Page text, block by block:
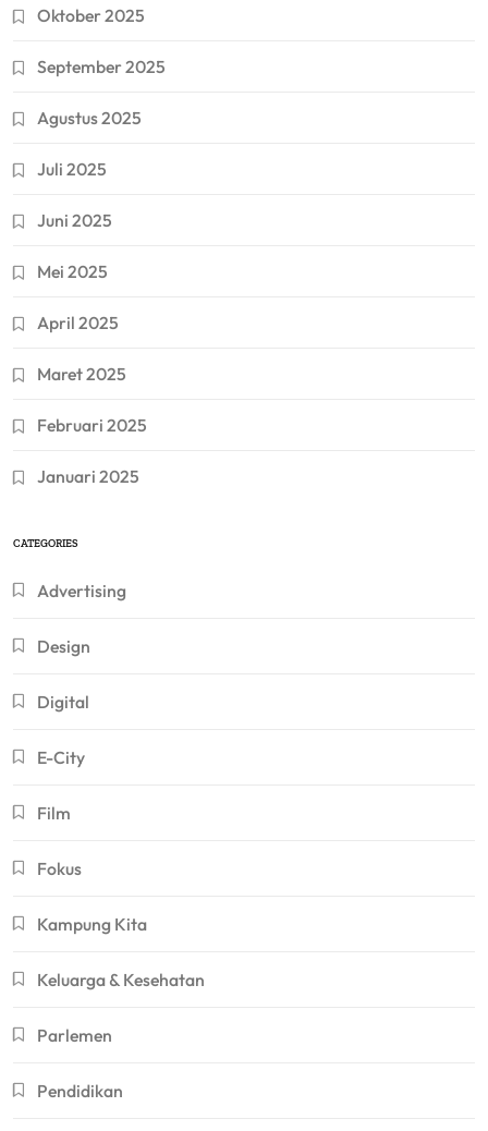
Oktober 2025
September 2025
Agustus 2025
Juli 2025
Juni 2025
Mei 2025
April 2025
Maret 2025
Februari 2025
Januari 2025
CATEGORIES
Advertising
Design
Digital
E-City
Film
Fokus
Kampung Kita
Keluarga & Kesehatan
Parlemen
Pendidikan